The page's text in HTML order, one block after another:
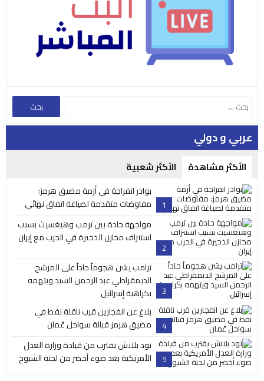
عربي و دولي
الأكثر مشاهدة الأكثر شعبية
1
بوادر انفراجة في أزمة مضيق هرمز:
مفاوضات متقدمة لصياغة اتفاق نهائي
2
مواجهة حادة بين ترمب وهيغسيث بسبب
استنزاف مخازن الذخيرة في الحرب مع إيران
3
ترامب يشن هجوماً حاداً على المرشح
الديمقراطي عبد الرحمن السيد ويتهمه
بكراهية إسرائيل
4
بلاغ عن انفجارين قرب ناقلة نفط في
مضيق هرمز قبالة سواحل عُمان
5
تود بلانش يقترب من قيادة وزارة العدل
الأمريكية بعد ضوء أخضر من لجنة الشيوخ